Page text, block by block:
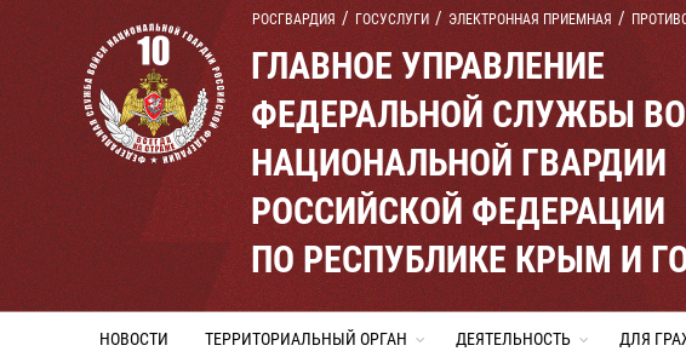
РОСГВАРДИЯ ГОСУСЛУГИ ЭЛЕКТРОННАЯ ПРИЕМНАЯ
ГЛАВНОЕ УПРАВЛЕНИЕ
ФЕДЕРАЛЬНОЙ СЛУЖБЫ
НАЦИОНАЛЬНОЙ ГВАРДИИ
РОССИЙСКОЙ ФЕДЕРАЦИИ
ПО РЕСПУБЛИКЕ КРЫМ И
НОВОСТИ ТЕРРИТОРИАЛЬНЫЙ ОРГАН ДЕЯТЕЛЬНОСТЬ ДЛЯ